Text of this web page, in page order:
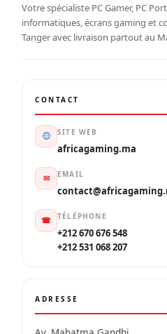
Votre spécialiste PC Gamer, PC
informatiques, écrans gaming et
Tanger avec livraison partout au
CONTACT
SITE WEB
africagaming.ma
✉ EMAIL
☎ TÉLÉPHONE
+212 670 676 548
+212 531 068 207
ADRESSE